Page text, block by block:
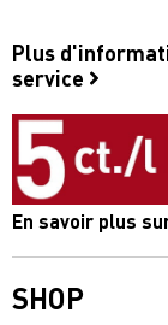
Plus
service
En savoir plus
SHOP